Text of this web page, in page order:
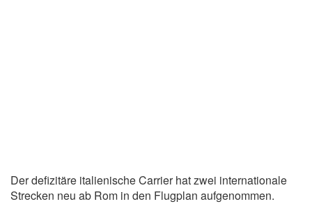
Der defizitäre italienische Carrier hat zwei internationale
Strecken neu ab Rom in den Flugplan aufgenommen.